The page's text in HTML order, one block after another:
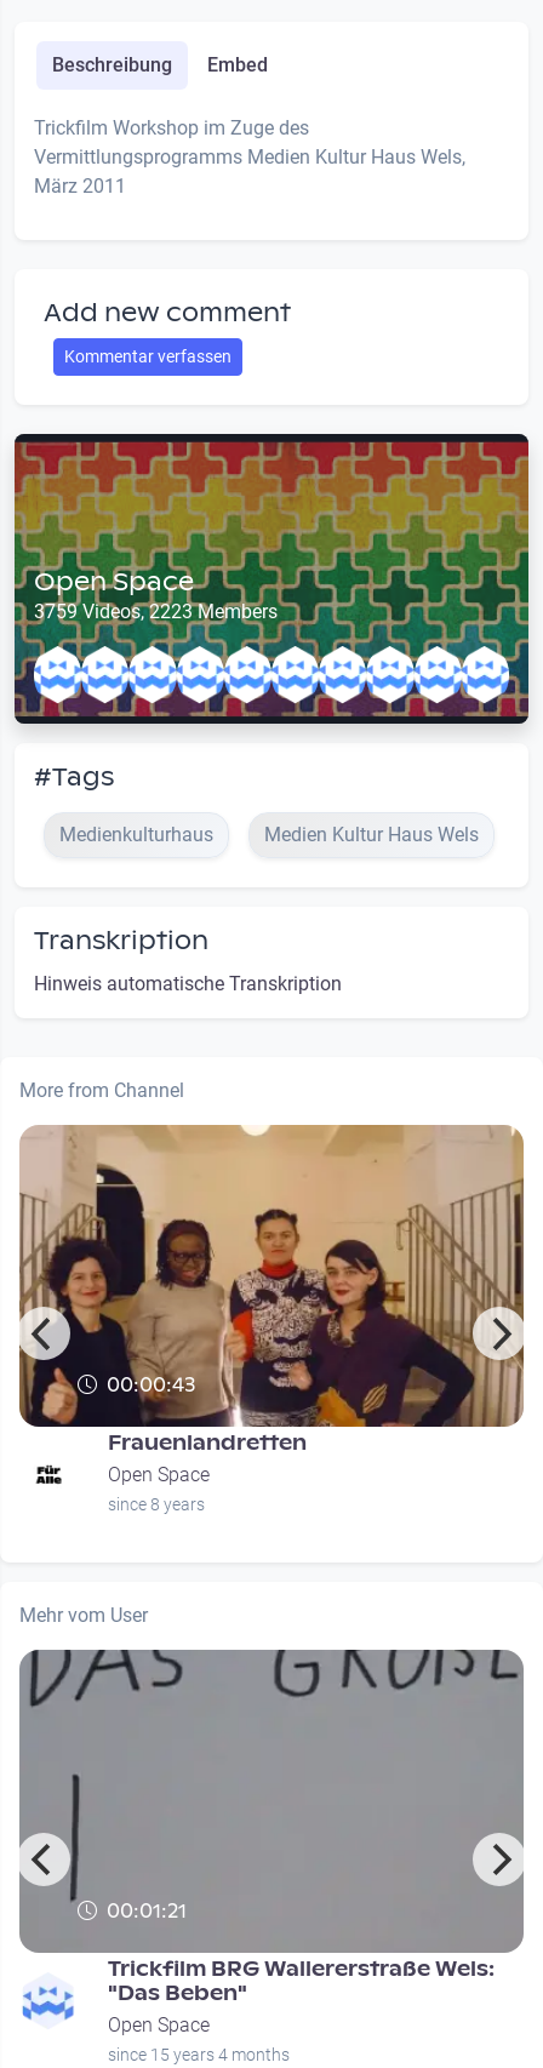
Beschreibung Embed
Trickfilm Workshop im Zuge des
Vermittlungsprogramms Medien Kultur Haus Wels,
März 2011
Add new comment
Kommentar verfassen
Open Space
3759 Videos, 2223 Members
#Tags
Medienkulturhaus Medien Kultur Haus Wels
Transkription
Hinweis automatische Transkription
More from Channel
00:00:43
Frauenlandretten
Open Space
since 8 years
Mehr vom User
00:01:21
Trickfilm BRG Wallererstraße Wels:
"Das Beben"
Open Space
since 15 years 4 months